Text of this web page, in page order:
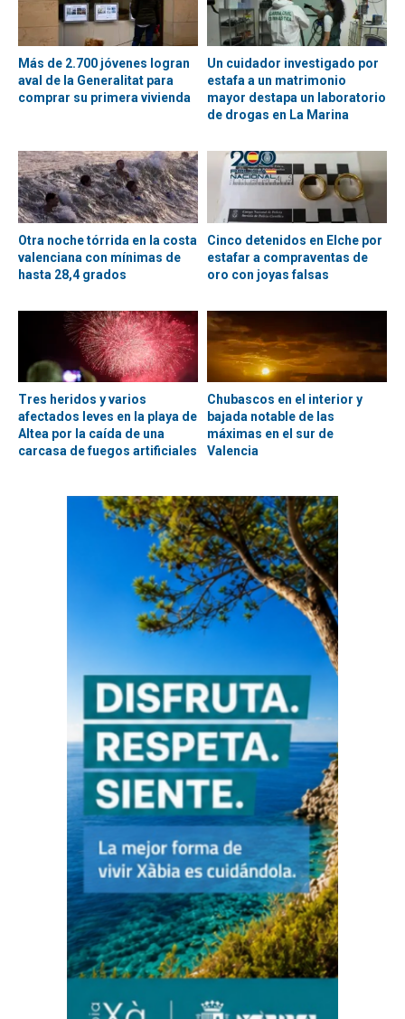
Más de 2.700 jóvenes logran
aval de la Generalitat para
comprar su primera vivienda
Un cuidador investigado por
estafa a un matrimonio
mayor destapa un laboratorio
de drogas en La Marina
Otra noche tórrida en la costa
valenciana con mínimas de
hasta 28,4 grados
Cinco detenidos en Elche por
estafar a compraventas de
oro con joyas falsas
Tres heridos y varios
afectados leves en la playa de
Altea por la caída de una
carcasa de fuegos artificiales
Chubascos en el interior y
bajada notable de las
máximas en el sur de
Valencia